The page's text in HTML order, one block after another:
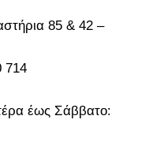
85 & 42 –
714
έως Σάββατο: